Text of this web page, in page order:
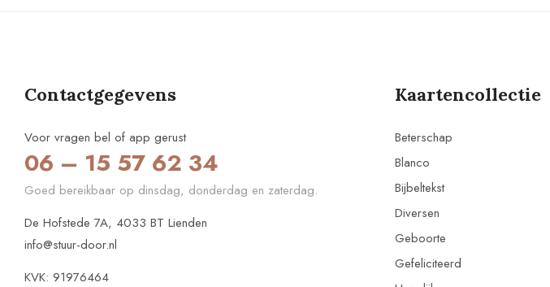
Contactgegevens
Voor vragen bel of app gerust
06 – 15 57 62 34
Goed bereikbaar op dinsdag, donderdag en zaterdag.
De Hofstede 7A, 4033 BT Lienden
info@stuur-door.nl
KVK: 91976464
Kaartencollectie
Beterschap
Blanco
Bijbeltekst
Diversen
Geboorte
Gefeliciteerd